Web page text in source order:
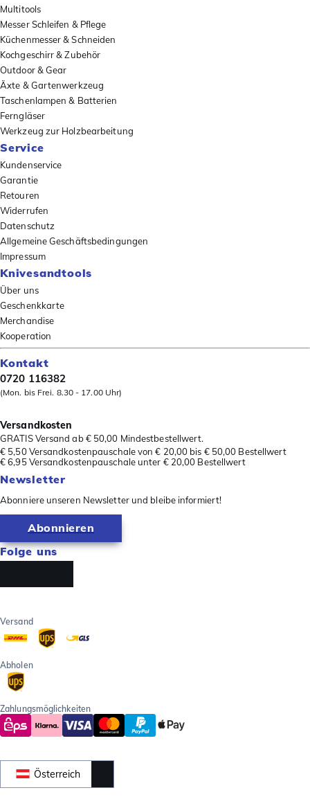
Multitools
Messer Schleifen & Pflege
Küchenmesser & Schneiden
Kochgeschirr & Zubehör
Outdoor & Gear
Äxte & Gartenwerkzeug
Taschenlampen & Batterien
Ferngläser
Werkzeug zur Holzbearbeitung
Service
Kundenservice
Garantie
Retouren
Widerrufen
Datenschutz
Allgemeine Geschäftsbedingungen
Impressum
Knivesandtools
Über uns
Geschenkkarte
Merchandise
Kooperation
Kontakt
0720 116382
(Mon. bis Frei. 8.30 - 17.00 Uhr)
Versandkosten
GRATIS Versand ab € 50,00 Mindestbestellwert.
€ 5,50 Versandkostenpauschale von € 20,00 bis € 50,00 Bestellwert
€ 6,95 Versandkostenpauschale unter € 20,00 Bestellwert
Newsletter
Abonniere unseren Newsletter und bleibe informiert!
Abonnieren
Folge uns
Versand
Abholen
Zahlungsmöglichkeiten
Österreich